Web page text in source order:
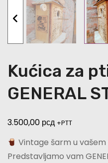
Kućica za
GENERAL
3.500,00 рсд +PTT
Vintage šarm u
Predstavljamo vam